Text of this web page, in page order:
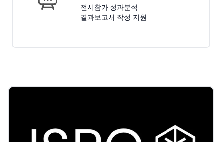
전시참가 성과분석
결과보고서 작성 지원